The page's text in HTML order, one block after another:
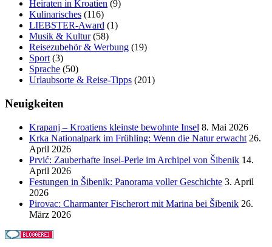
Heiraten in Kroatien (9)
Kulinarisches (116)
LIEBSTER-Award (1)
Musik & Kultur(58)
Reisezubehör & Werbung (19)
Sport(3)
Sprache (50)
Urlaubsorte & Reise-Tipps (201)
Neuigkeiten
Krapanj – Kroatiens kleinste bewohnte Insel 8. Mai 2026
Krka Nationalpark im Frühling: Wenn die Natur erwacht 26.
April 2026
Prvić: Zauberhafte Insel-Perle im Archipel von Šibenik 14.
April 2026
Festungen in Šibenik: Panorama voller Geschichte 3. April
2026
Pirovac: Charmanter Fischerort mit Marina bei Šibenik 26.
März 2026